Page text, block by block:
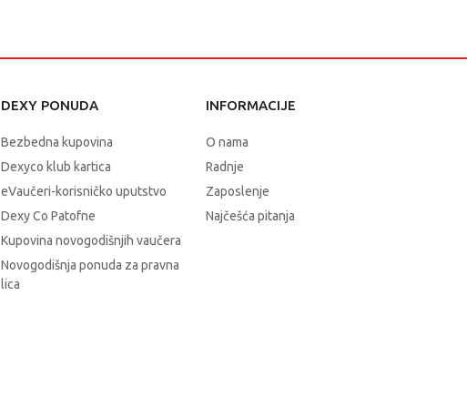
DEXY PONUDA
Bezbedna kupovina
Dexyco klub kartica
eVaučeri-korisničko uputstvo
Dexy Co Patofne
Kupovina novogodišnjih vaučera
Novogodišnja ponuda za pravna
lica
INFORMACIJE
O nama
Radnje
Zaposlenje
Najčešća pitanja